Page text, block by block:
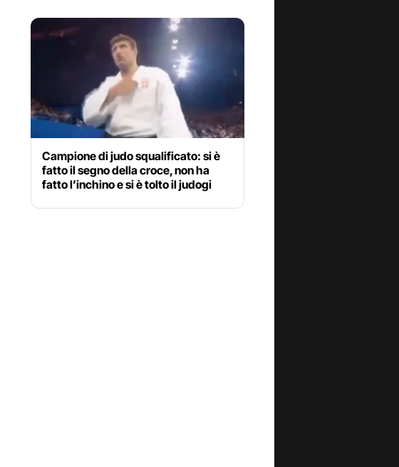
Campione di judo squalificato: si è
fatto il segno della croce, non ha
fatto l’inchino e si è tolto il judogi